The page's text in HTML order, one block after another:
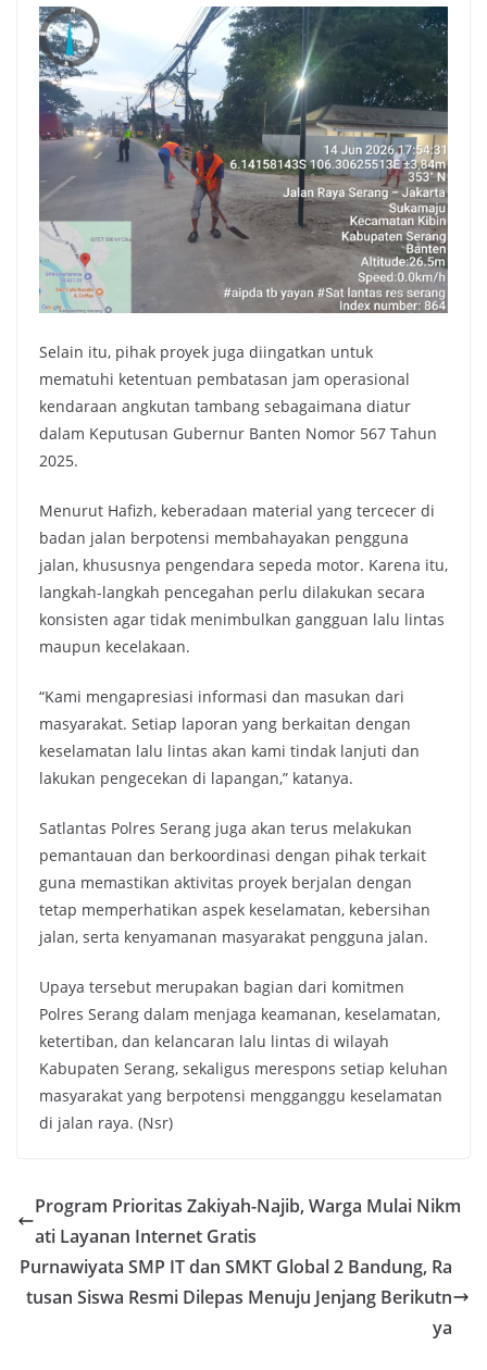
Selain itu, pihak proyek juga diingatkan untuk
mematuhi ketentuan pembatasan jam operasional
kendaraan angkutan tambang sebagaimana diatur
dalam Keputusan Gubernur Banten Nomor 567 Tahun
2025.
Menurut Hafizh, keberadaan material yang tercecer di
badan jalan berpotensi membahayakan pengguna
jalan, khususnya pengendara sepeda motor. Karena itu,
langkah-langkah pencegahan perlu dilakukan secara
konsisten agar tidak menimbulkan gangguan lalu lintas
maupun kecelakaan.
“Kami mengapresiasi informasi dan masukan dari
masyarakat. Setiap laporan yang berkaitan dengan
keselamatan lalu lintas akan kami tindak lanjuti dan
lakukan pengecekan di lapangan,” katanya.
Satlantas Polres Serang juga akan terus melakukan
pemantauan dan berkoordinasi dengan pihak terkait
guna memastikan aktivitas proyek berjalan dengan
tetap memperhatikan aspek keselamatan, kebersihan
jalan, serta kenyamanan masyarakat pengguna jalan.
Upaya tersebut merupakan bagian dari komitmen
Polres Serang dalam menjaga keamanan, keselamatan,
ketertiban, dan kelancaran lalu lintas di wilayah
Kabupaten Serang, sekaligus merespons setiap keluhan
masyarakat yang berpotensi mengganggu keselamatan
di jalan raya. (Nsr)
Program Prioritas Zakiyah-Najib, Warga Mulai Nikm
ati Layanan Internet Gratis
Purnawiyata SMP IT dan SMKT Global 2 Bandung, Ra
tusan Siswa Resmi Dilepas Menuju Jenjang Berikutn
ya